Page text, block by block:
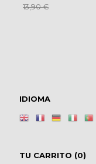
IDIOMA
TU CARRITO (0)
13,90 €